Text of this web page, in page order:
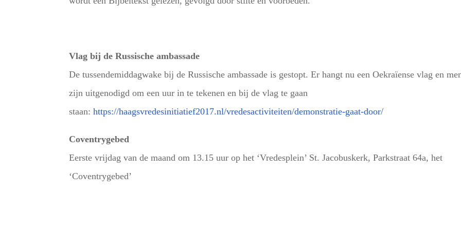
Vlag bij de Russische ambassade
De tussendemiddagwake bij de Russische ambassade is gestopt. Er hangt nu een Oekraïense vlag en
zijn uitgenodigd om een uur in te tekenen en bij de vlag te gaan
staan:https://haagsvredesinitiatief2017.nl/vredesactiviteiten/demonstratie-gaat-door/
Coventrygebed
Eerste vrijdag van de maand om 13.15 uur op het ‘Vredesplein’ St. Jacobuskerk, Parkstraat 64a, het
‘Coventrygebed’